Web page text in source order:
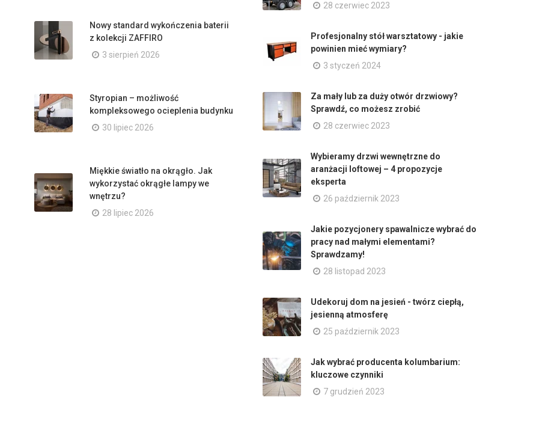
Nowy standard wykończenia baterii
z kolekcji ZAFFIRO
3 sierpień 2026
Styropian – możliwość
kompleksowego ocieplenia budynku
30 lipiec 2026
Miękkie światło na okrągło. Jak
wykorzystać okrągłe lampy we
wnętrzu?
28 lipiec 2026
28 czerwiec 2023
Profesjonalny stół warsztatowy - jakie
powinien mieć wymiary?
3 styczeń 2024
Za mały lub za duży otwór drzwiowy?
Sprawdź, co możesz zrobić
28 czerwiec 2023
Wybieramy drzwi wewnętrzne do
aranżacji loftowej – 4 propozycje
eksperta
26 październik 2023
Jakie pozycjonery spawalnicze wybrać do
pracy nad małymi elementami?
Sprawdzamy!
28 listopad 2023
Udekoruj dom na jesień - twórz ciepłą,
jesienną atmosferę
25 październik 2023
Jak wybrać producenta kolumbarium:
kluczowe czynniki
7 grudzień 2023